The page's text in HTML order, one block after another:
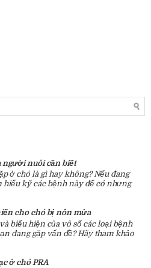
người nuôi cần biết
ở chó là gì hay không? Nếu đang
kỹ các bệnh này để có nhưng
cho chó bị nôn mửa
biểu hiện của vô số các loại bệnh
đang gặp vấn đề? Hãy tham khảo
ở chó PRA